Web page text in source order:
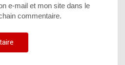
e-mail et mon site dans le
commentaire.